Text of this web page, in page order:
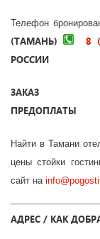
Телефон
(ТАМАНЬ)
8
РОССИИ
Найти в Тамани
цены стойки
сайт на info@
АДРЕС / КАК